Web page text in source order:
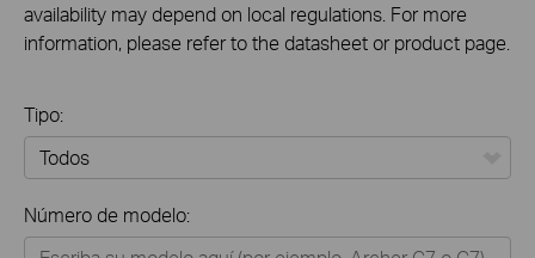
availability may depend on local regulations. For more
information, please refer to the datasheet or product page.
Tipo:
Hogar
Número de modelo: